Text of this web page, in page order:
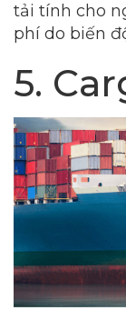
tải tính cho
phí do biến
5.